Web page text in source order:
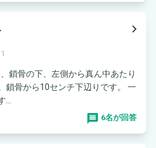
navigate_next
鎖骨の下、左側から真ん中あたり
鎖骨から10センチ下辺りです。 一
6名が回答